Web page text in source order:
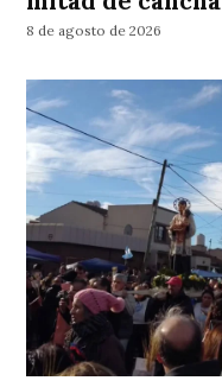
8 de agosto de 2026